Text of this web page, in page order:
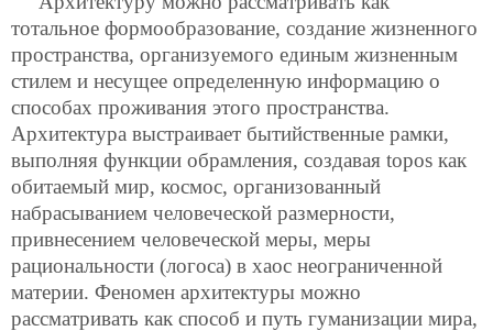
тотальное формообразование, создание жизненного
пространства, организуемого единым жизненным
стилем и несущее определенную информацию о
способах проживания этого пространства.
Архитектура выстраивает бытийственные рамки,
выполняя функции обрамления, создавая topos как
обитаемый мир, космос, организованный
набрасыванием человеческой размерности,
привнесением человеческой меры, меры
рациональности (логоса) в хаос неограниченной
материи. Феномен архитектуры можно
рассматривать как способ и путь гуманизации мира,